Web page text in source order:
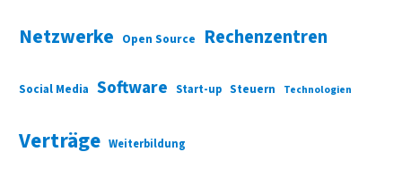
Netzwerke Open Source Rechenzentren
Social Media Software Start-up Steuern Technologien
Verträge Weiterbildung